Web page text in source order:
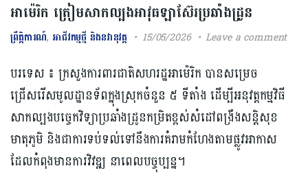
អាម៉េរិក ត្រៀមសាកល្បងអាវុធឡាស៊ែរប្រឆាំងដ្រូន
ព្រឹត្តិការណ៍, អាជីវកម្មថ្មី និងនវានុវត្ត 15/05/2026 Leave a comment
បរទេស ៖ ក្រសួងការពារជាតិសហរដ្ឋអាម៉េរិក បានសម្រេច
ជ្រើសរើសមូលដ្ឋានទ័ពក្នុងស្រុកចំនួន ៥ ទីតាំង ដើម្បីអនុវត្តកម្មវិធី
សាកល្បងបច្ចេកវិទ្យាប្រឆាំងដ្រូនកម្រិតខ្ពស់​សំដៅពង្រឹងសន្តិសុខ
មាតុភូមិ និងជាការទប់ទល់ទៅនឹងការគំរាមកំហែងតាមផ្លូវអាកាស
ដែលកំពុងមានការវិវឌ្ឍ នាពេលបច្ចុប្បន្ន។